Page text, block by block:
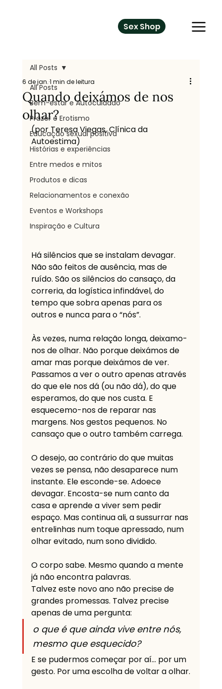
Sex Shop
All Posts
Bem-estar e Autocuidado
Prazer e Erotismo
Educação sexual positiva
Histórias e experiências
Entre medos e mitos
Produtos e dicas
Relacionamentos e conexão
Eventos e Workshops
Inspiração e Cultura
All Posts
Quando deixámos de nos
olhar?
6 de jan.1 min de leitura
(por Teresa Viegas, Clínica da
Autoestima)
Há silêncios que se instalam devagar.
Não são feitos de ausência, mas de
ruído. São os silêncios do cansaço, da
correria, da logística infindável, do
tempo que sobra apenas para os
outros e nunca para o “nós”.
Às vezes, numa relação longa, deixamo-
nos de olhar. Não porque deixámos de
amar mas porque deixámos de ver.
Passamos a ver o outro apenas através
do que ele nos dá (ou não dá), do que
esperamos, do que nos custa. E
esquecemo-nos de reparar nas
margens. Nos gestos pequenos. No
cansaço que o outro também carrega.
O desejo, ao contrário do que muitas
vezes se pensa, não desaparece num
instante. Ele esconde-se. Adoece
devagar. Encosta-se num canto da
casa e aprende a viver sem pedir
espaço. Mas continua ali, a sussurrar nas
entrelinhas num toque apressado, num
olhar evitado, num sono dividido.
O corpo sabe. Mesmo quando a mente
já não encontra palavras.
Talvez este novo ano não precise de
grandes promessas. Talvez precise
apenas de uma pergunta:
o que é que ainda vive entre nós,
mesmo que esquecido?
E se pudermos começar por aí… por um
gesto. Por uma escolha de voltar a olhar.